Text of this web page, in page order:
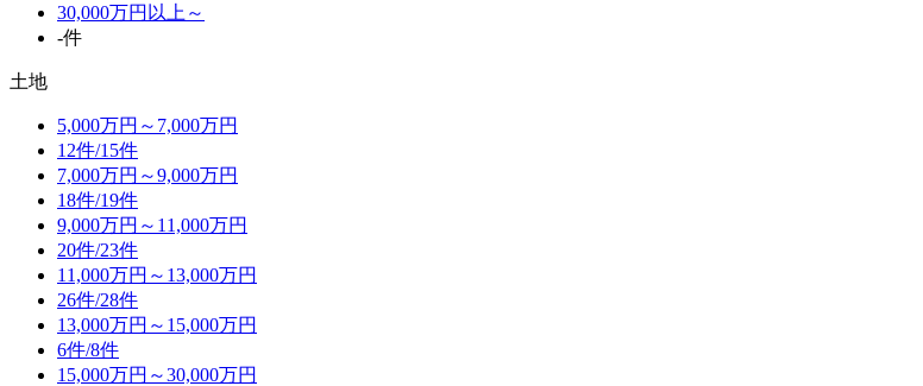
30,000万円以上～
-件
土地
5,000万円～7,000万円
12件/15件
7,000万円～9,000万円
18件/19件
9,000万円～11,000万円
20件/23件
11,000万円～13,000万円
26件/28件
13,000万円～15,000万円
6件/8件
15,000万円～30,000万円